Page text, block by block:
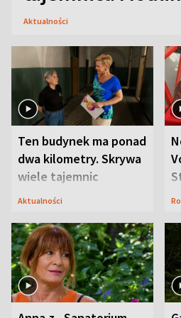
Aktualności
Ten budynek ma ponad
dwa kilometry. Skrywa
wiele tajemnic
Aktualności